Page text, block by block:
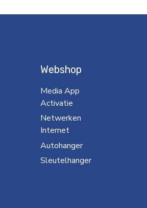
Webshop
Media App
Activatie
Netwerken
Internet
Autohanger
Sleutelhanger